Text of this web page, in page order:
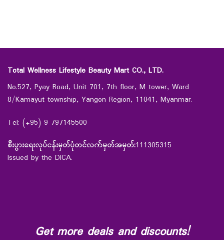
Total Wellness Lifestyle Beauty Mart CO., LTD.
No.527, Pyay Road, Unit 701, 7th floor, M tower, Ward
8/Kamayut township, Yangon Region, 11041, Myanmar.
Tel: (+95) 9 797145500
စီးပွားရေးလုပ်ငန်းမှတ်ပုံတင်လက်မှတ်အမှတ်:111305315
Issued by the DICA.
Get more deals and discounts!